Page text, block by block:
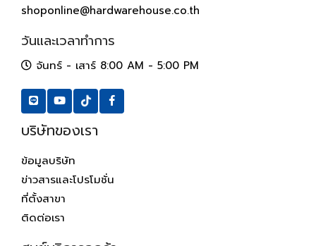
shoponline@hardwarehouse.co.th
วันและเวลาทำการ
จันทร์ - เสาร์ 8:00 AM - 5:00 PM
บริษัทของเรา
ข้อมูลบริษัท
ข่าวสารและโปรโมชั่น
ที่ตั้งสาขา
ติดต่อเรา